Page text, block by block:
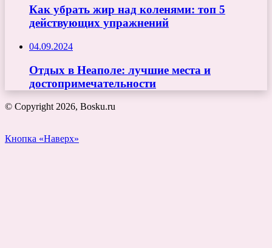
Как убрать жир над коленями: топ 5
действующих упражнений
04.09.2024
Отдых в Неаполе: лучшие места и
достопримечательности
© Copyright 2026, Bosku.ru
Кнопка «Наверх»